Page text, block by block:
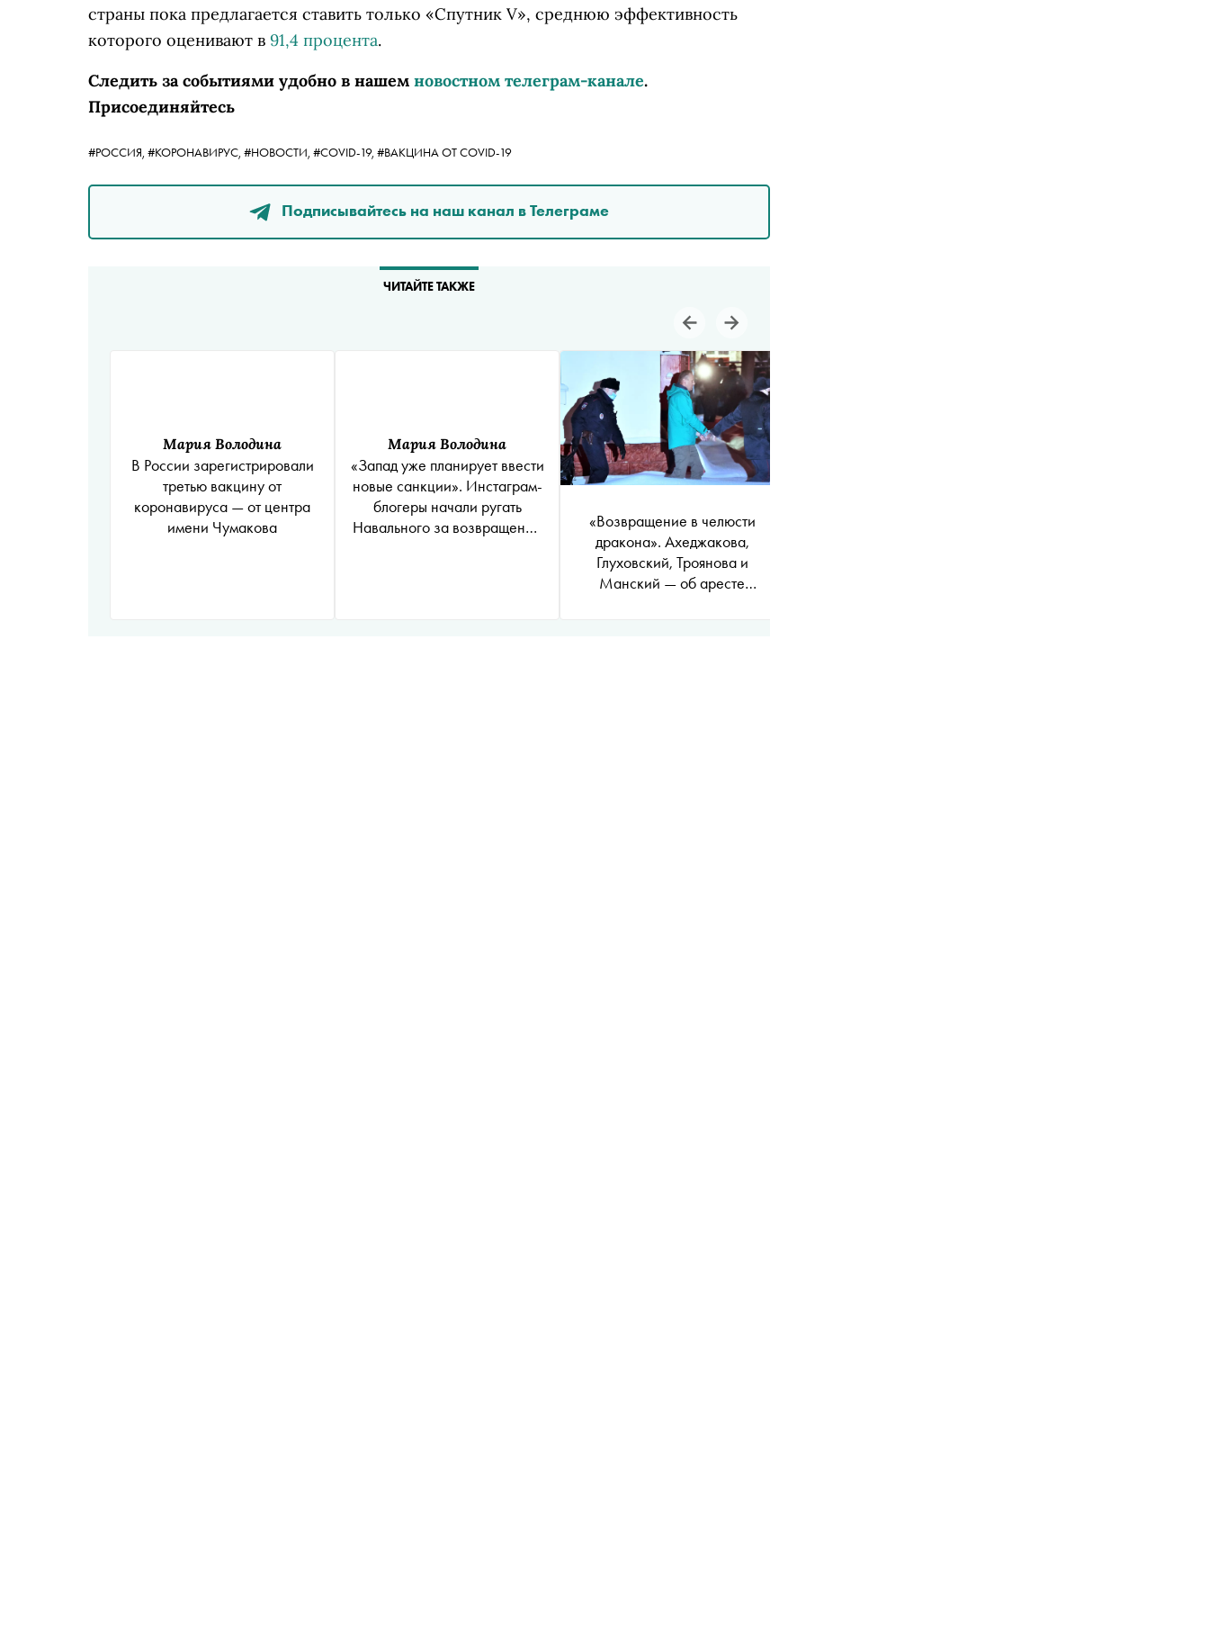
страны пока предлагается ставить только «Спутник V», среднюю эффективность
которого оценивают в 91,4 процента.
Следить за событиями удобно в нашем новостном телеграм-канале.
Присоединяйтесь
#РОССИЯ, #КОРОНАВИРУС, #НОВОСТИ, #COVID-19, #ВАКЦИНА ОТ COVID-19
Подписывайтесь на наш канал в Телеграме
ЧИТАЙТЕ ТАКЖЕ
Мария Володина
В России зарегистрировали
третью вакцину от
коронавируса — от центра
имени Чумакова
Мария Володина
«Запад уже планирует ввести
новые санкции». Инстаграм-
блогеры начали ругать
Навального за возвращение
«Возвращение в челюсти
дракона». Ахеджакова,
Глуховский, Троянова и
Манский — об аресте